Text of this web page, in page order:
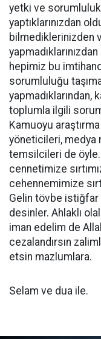
yetki ve
yaptıklarınızdan
bilmediklerinizden
hepimiz bu
sorumluluğu
yapmadıklarından,
toplumla ilgili
Kamuoyu
yöneticileri, medya
temsilcileri de öyle.
cennetimize
cehennemimize
Gelin tövbe istiğfar
desinler. Ahlaklı
iman edelim de
cezalandırsın
etsin mazlumlara.
Selam ve dua ile.